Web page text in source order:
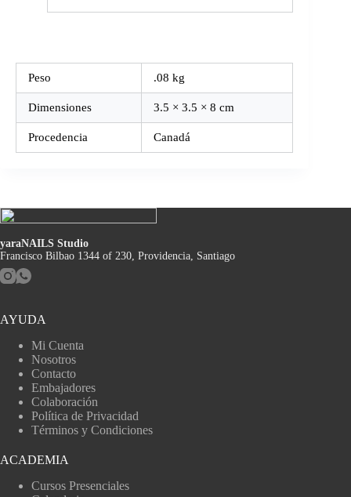
Peso .08 kg
Dimensiones 3.5 × 3.5 × 8 cm
Procedencia Canadá
yaraNAILS Studio
Francisco Bilbao 1344 of 230, Providencia, Santiago
AYUDA
Mi Cuenta
Nosotros
Contacto
Embajadores
Colaboración
Política de Privacidad
Términos y Condiciones
ACADEMIA
Cursos Presenciales